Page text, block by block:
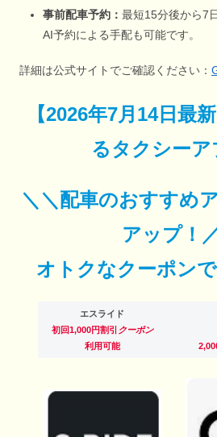
事前配車予約： 最短15分後から7
AI予約による手配も可能です。
詳細は公式サイトでご確認ください：
【2026年7月14日最新
るタクシーア
＼＼配車のおすすめ
アップ！
オトクなクーポン
エスライド
初回1,000円割引 クーポン
利用可能